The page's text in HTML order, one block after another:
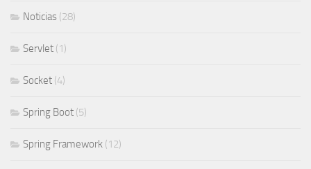
Noticias (28)
Servlet (1)
Socket (4)
Spring Boot (5)
Spring Framework (12)